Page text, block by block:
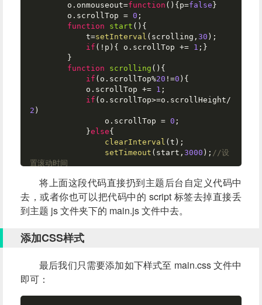
        o.
onmouseout=function ( ){p=false }
        o.
scrollTop = 0 ;
function
start ( ){
            t=
setInterval (scrolling, 30 );
if (!p){ o. scrollTop += 1 ;}
function
scrolling ( ){
if (o. scrollTop%20 !=0 ){
            o.
scrollTop += 1 ;
if (o. scrollTop>=o. scrollHeight/
2 )
                o.
scrollTop = 0 ;
            }
else{
clearInterval (t);
setTimeout (start, 3000 ); //设
置滚动时间
        }
setTimeout(start, 3000); //设置滚动时
间
    }
将上面这段代码直接扔到主题后台自定义代码中
去，或者你也可以把代码中的 script 标签去掉直接丢
到主题 js 文件夹下的 main.js 文件中去。
添加CSS样式
最后我们只需要添加如下样式至 main.css 文件中
即可：